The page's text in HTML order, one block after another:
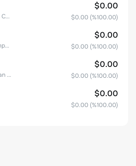
General Motors Company
$0.00
$0.00 (%100.00)
Ford Motor Company
$0.00
$0.00 (%100.00)
Chipotle Mexican Grill, Inc.
$0.00
$0.00 (%100.00)
$0.00
$0.00 (%100.00)